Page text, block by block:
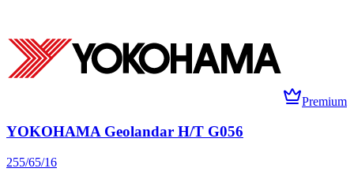
Premium
YOKOHAMA Geolandar H/T G056
255/65/16